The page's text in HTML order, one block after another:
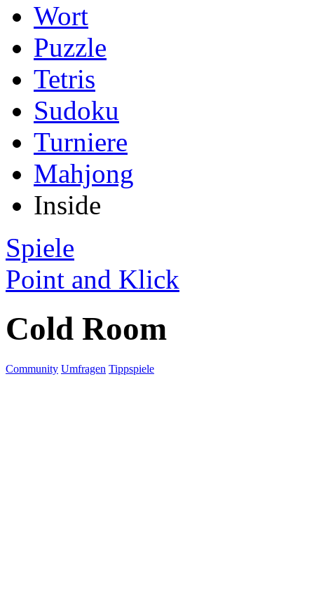
Wort
Puzzle
Tetris
Sudoku
Turniere
Mahjong
Inside
Spiele
Point and Klick
Cold Room
Community Umfragen Tippspiele